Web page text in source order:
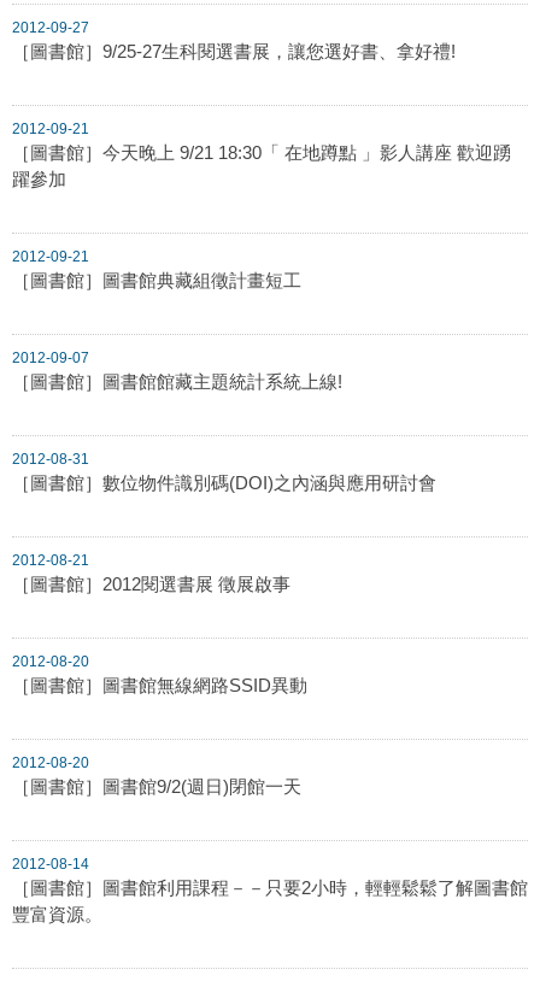
2012-09-27
［圖書館］9/25-27生科閱選書展，讓您選好書、拿好禮!
2012-09-21
［圖書館］今天晚上 9/21 18:30「 在地蹲點 」影人講座 歡迎踴
躍參加
2012-09-21
［圖書館］圖書館典藏組徵計畫短工
2012-09-07
［圖書館］圖書館館藏主題統計系統上線!
2012-08-31
［圖書館］數位物件識別碼(DOI)之內涵與應用研討會
2012-08-21
［圖書館］2012閱選書展 徵展啟事
2012-08-20
［圖書館］圖書館無線網路SSID異動
2012-08-20
［圖書館］圖書館9/2(週日)閉館一天
2012-08-14
［圖書館］圖書館利用課程－－只要2小時，輕輕鬆鬆了解圖書館
豐富資源。